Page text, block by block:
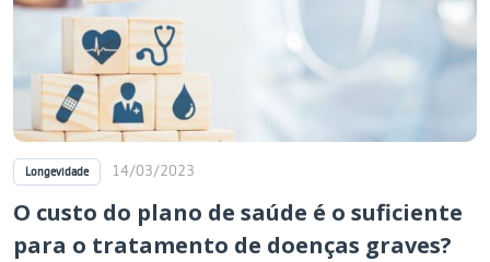
Longevidade 14/03/2023
O custo do plano de saúde é o suficiente
para o tratamento de doenças graves?